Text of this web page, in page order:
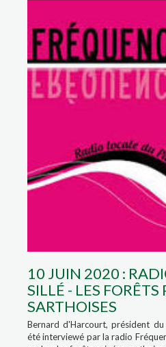
10 JUIN 2020 :
SILLÉ - LES FORÊTS
SARTHOISES
Bernard d'Harcourt, président du
été interviewé par la radio